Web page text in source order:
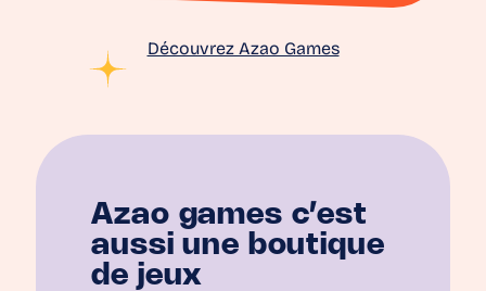
Découvrez Azao Games
Azao games c’est
aussi une boutique
de jeux